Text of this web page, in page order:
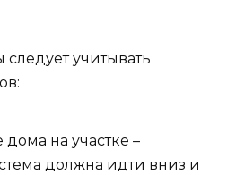
учитывать
на участке –
должна идти вниз и